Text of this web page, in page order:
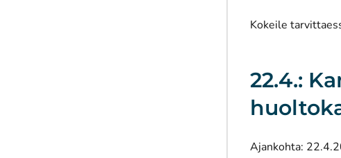
Kokeile
22.4.:
Ajankohta: